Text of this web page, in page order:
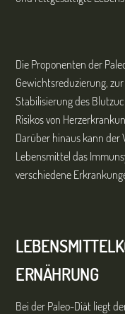
Die Proponenten der
Gewichtsreduzierung,
Stabilisierung des
Risikos von
Darüber hinaus kann
Lebensmittel das
verschiedene
ERNÄHRUNG
Bei der Paleo-Diät liegt